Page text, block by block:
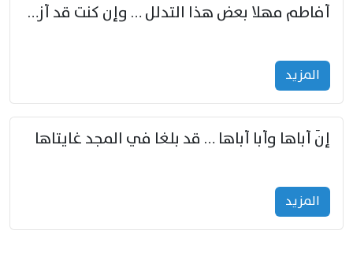
أفاطم مهلا بعض هذا التدلل … وإن كنت قد أزمعت صرمي فأجملي
المزید
إنّ أباها وأبا أباها … قد بلغا في المجد غايتاها
المزید